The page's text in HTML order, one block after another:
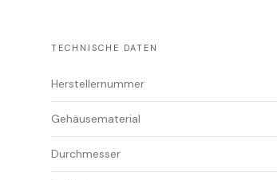
TECHNISCHE DATEN
Herstellernummer
Gehäusematerial
Durchmesser